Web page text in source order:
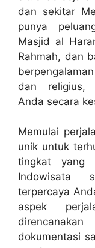
dan sekitar
punya
Masjid al
Rahmah, dan
dan religius,
Anda secara
Memulai
unik untuk
tingkat yang
Indowisata
terpercaya
aspek
dokumentasi